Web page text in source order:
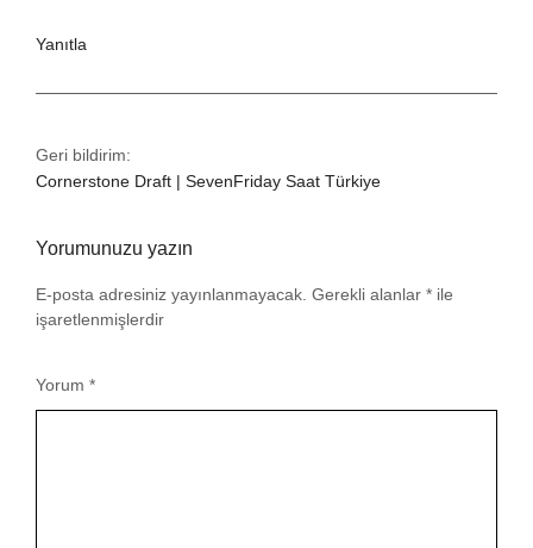
Yanıtla
Geri bildirim:
Cornerstone Draft | SevenFriday Saat Türkiye
Yorumunuzu yazın
E-posta adresiniz yayınlanmayacak. Gerekli alanlar * ile
işaretlenmişlerdir
Yorum *